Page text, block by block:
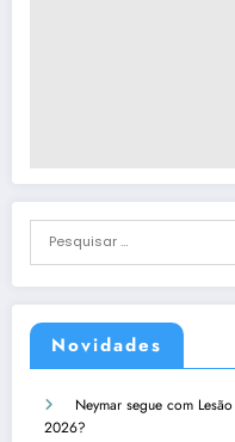
Novidades
Neymar segue com
2026?